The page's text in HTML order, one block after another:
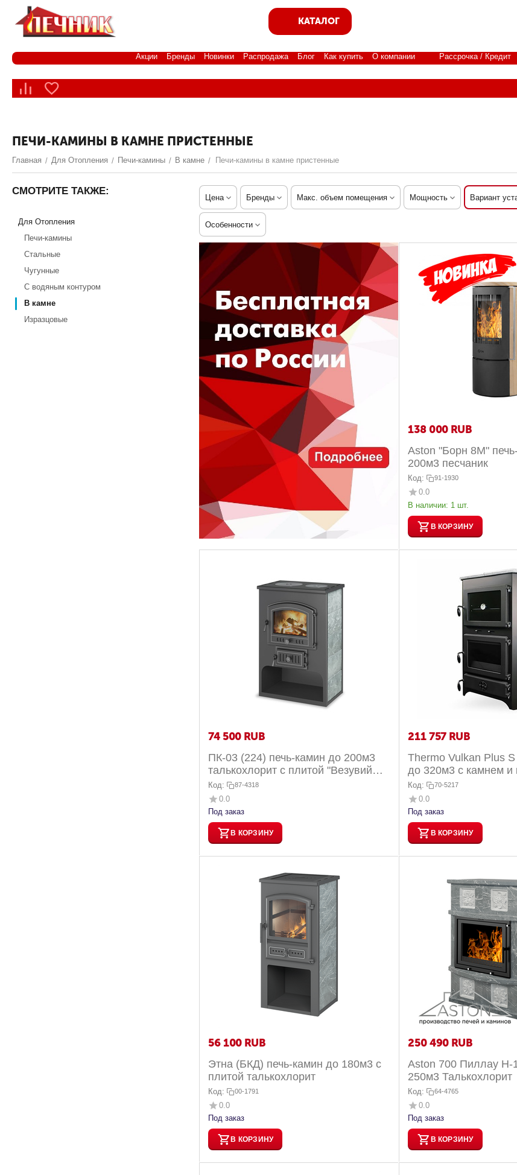
КАТАЛОГ
Акции Бренды Новинки Распродажа Блог Как купить О компании Рассрочка / Кредит
ПЕЧИ-КАМИНЫ В КАМНЕ ПРИСТЕННЫЕ
Главная / Для Отопления / Печи-камины / В камне / Печи-камины в камне пристенные
Цена Бренды Макс. объем помещения Мощность Вариант
Особенности
138 000 RUB
Aston "Борн 8М"
200м3 песчаник
Код: 91-1930
0.0
В наличии: 1 шт.
В КОРЗИНУ
74 500 RUB
ПК-03 (224) печь-камин до 200м3
талькохлорит с плитой "Везувий
В3"
Код: 87-4318
0.0
Под заказ
В КОРЗИНУ
211 757 RUB
Thermo Vulkan Plus
до 320м3 с камнем
контуром
Код: 70-5217
0.0
Под заказ
В КОРЗИНУ
56 100 RUB
Этна (БКД) печь-камин до 180м3 с
плитой талькохлорит
Код: 00-1791
0.0
Под заказ
В КОРЗИНУ
250 490 RUB
Aston 700 Пиллау H-
250м3 Талькохлорит
Код: 64-4765
0.0
Под заказ
В КОРЗИНУ
СМОТРИТЕ ТАКЖЕ:
Для Отопления
Печи-камины
Стальные
Чугунные
С водяным контуром
В камне
Изразцовые